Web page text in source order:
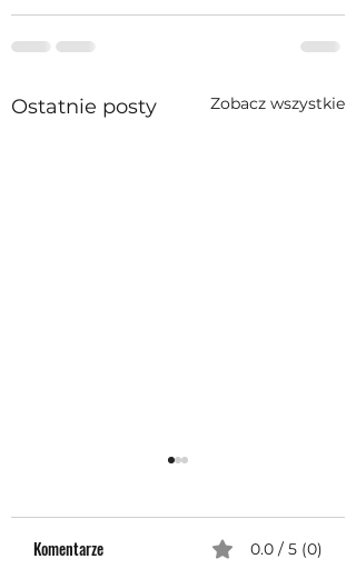
Ostatnie posty Zobacz wszystkie
Komentarze 0.0 / 5 (0)